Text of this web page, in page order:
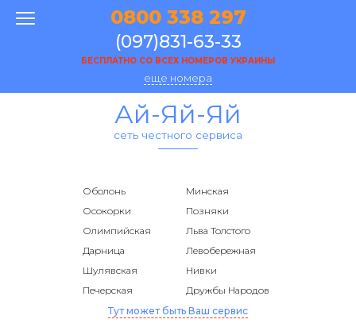
0800 338 297
(097)831-63-33
БЕСПЛАТНО СО ВСЕХ НОМЕРОВ УКРАИНЫ
еще номера
Ай-Яй-Яй
сеть честного сервиса
Оболонь
Минская
Осокорки
Позняки
Олимпийская
Льва Толстого
Дарница
Левобережная
Шулявская
Нивки
Печерская
Дружбы Народов
Тут может быть Ваш сервис